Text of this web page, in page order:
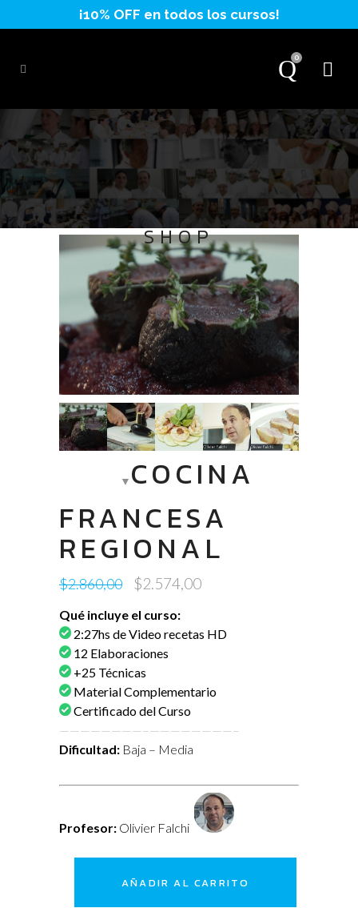
0
SHOP
COCINA
FRANCESA
REGIONAL
$2.860,00
Original
was:
$2.860,00.
$2.574,00Current
is:
Qué incluye el curso:
2:27hs de Video recetas HD
12 Elaboraciones
+25 Técnicas
Material Complementario
Certificado del Curso
————————–————————–
Dificultad: Baja – Media
Profesor: Olivier Falchi
AÑADIR AL CARRITO